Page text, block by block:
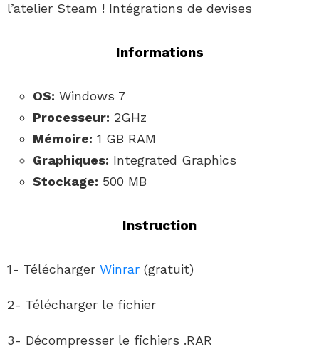
l’atelier Steam ! Intégrations de devises
Informations
OS: Windows 7
Processeur: 2GHz
Mémoire: 1 GB RAM
Graphiques: Integrated Graphics
Stockage: 500 MB
Instruction
1- Télécharger Winrar (gratuit)
2- Télécharger le fichier
3- Décompresser le fichiers .RAR